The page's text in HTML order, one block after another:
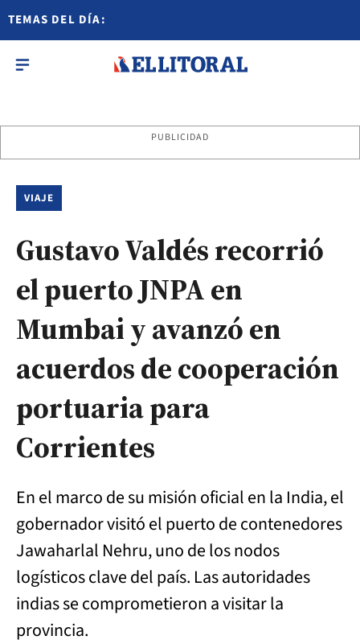
TEMAS DEL DÍA:
PUBLICIDAD
VIAJE
Gustavo Valdés recorrió
el puerto JNPA en
Mumbai y avanzó en
acuerdos de cooperación
portuaria para
Corrientes
En el marco de su misión oficial en la India, el
gobernador visitó el puerto de contenedores
Jawaharlal Nehru, uno de los nodos
logísticos clave del país. Las autoridades
indias se comprometieron a visitar la
provincia.